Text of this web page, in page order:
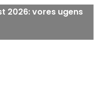
2026: vores ugens